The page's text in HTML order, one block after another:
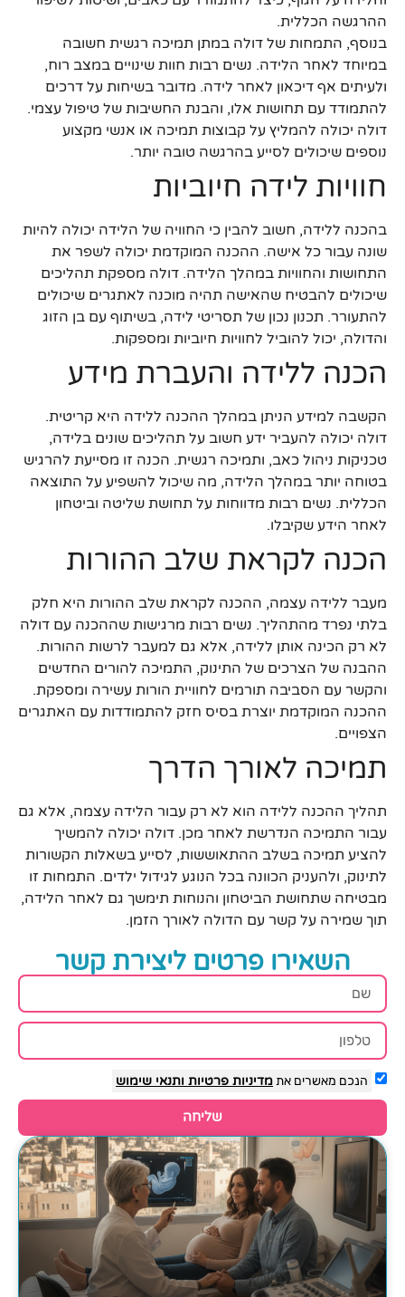
ההרגשה הכללית.
בנוסף, התמחות של דולה במתן תמיכה רגשית חשובה
במיוחד לאחר הלידה. נשים רבות חוות שינויים במצב רוח,
ולעיתים אף דיכאון לאחר לידה. מדובר בשיחות על דרכים
להתמודד עם תחושות אלו, והבנת החשיבות של טיפול עצמי.
דולה יכולה להמליץ על קבוצות תמיכה או אנשי מקצוע
נוספים שיכולים לסייע בהרגשה טובה יותר.
חוויות לידה חיוביות
בהכנה ללידה, חשוב להבין כי החוויה של הלידה יכולה להיות
שונה עבור כל אישה. ההכנה המוקדמת יכולה לשפר את
התחושות והחוויות במהלך הלידה. דולה מספקת תהליכים
שיכולים להבטיח שהאישה תהיה מוכנה לאתגרים שיכולים
להתעורר. תכנון נכון של תסריטי לידה, בשיתוף עם בן הזוג
והדולה, יכול להוביל לחוויות חיוביות ומספקות.
הכנה ללידה והעברת מידע
הקשבה למידע הניתן במהלך ההכנה ללידה היא קריטית.
דולה יכולה להעביר ידע חשוב על תהליכים שונים בלידה,
טכניקות ניהול כאב, ותמיכה רגשית. הכנה זו מסייעת להרגיש
בטוחה יותר במהלך הלידה, מה שיכול להשפיע על התוצאה
הכללית. נשים רבות מדווחות על תחושת שליטה וביטחון
לאחר הידע שקיבלו.
הכנה לקראת שלב ההורות
מעבר ללידה עצמה, ההכנה לקראת שלב ההורות היא חלק
בלתי נפרד מהתהליך. נשים רבות מרגישות שההכנה עם דולה
לא רק הכינה אותן ללידה, אלא גם למעבר לרשות ההורות.
ההבנה של הצרכים של התינוק, התמיכה להורים החדשים
והקשר עם הסביבה תורמים לחוויית הורות עשירה ומספקת.
ההכנה המוקדמת יוצרת בסיס חזק להתמודדות עם האתגרים
הצפויים.
תמיכה לאורך הדרך
תהליך ההכנה ללידה הוא לא רק עבור הלידה עצמה, אלא גם
עבור התמיכה הנדרשת לאחר מכן. דולה יכולה להמשיך
להציע תמיכה בשלב ההתאוששות, לסייע בשאלות הקשורות
לתינוק, ולהעניק הכוונה בכל הנוגע לגידול ילדים. התמחות זו
מבטיחה שתחושת הביטחון והנוחות תימשך גם לאחר הלידה,
תוך שמירה על קשר עם הדולה לאורך הזמן.
השאירו פרטים ליצירת קשר
הנכם מאשרים אתמדיניות פרטיות ותנאי שימוש
שליחה